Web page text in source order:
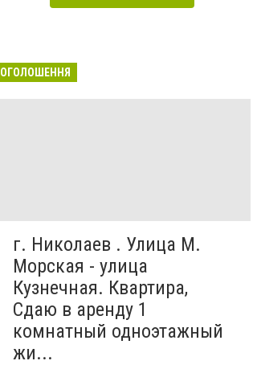
ОГОЛОШЕННЯ
г. Николаев . Улица М.
Морская - улица
Кузнечная. Квартира,
Сдаю в аренду 1
комнатный одноэтажный
жи...